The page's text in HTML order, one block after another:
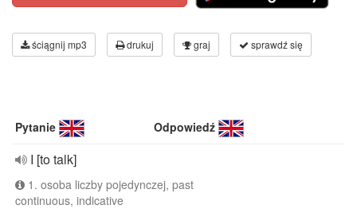
ściągnij mp3 drukuj graj sprawdź się
Pytanie Odpowiedź
I [to talk]
1. osoba liczby pojedynczej, past
continuous, indicative